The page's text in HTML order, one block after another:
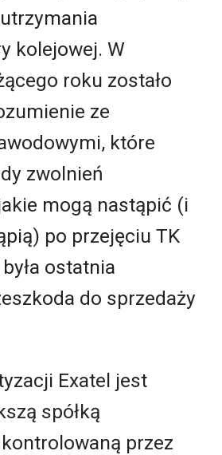
kolejowej. W
roku zostało
ze
które
zwolnień
mogą nastąpić (i
po przejęciu TK
ostatnia
do sprzedaży
Exatel jest
spółką
przez